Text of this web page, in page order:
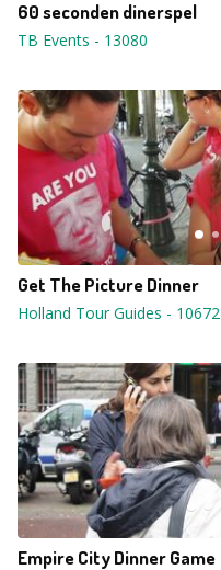
60 seconden dinerspel
TB Events - 13080
Get The Picture Dinner
Holland Tour Guides - 10672
Empire City Dinner Game